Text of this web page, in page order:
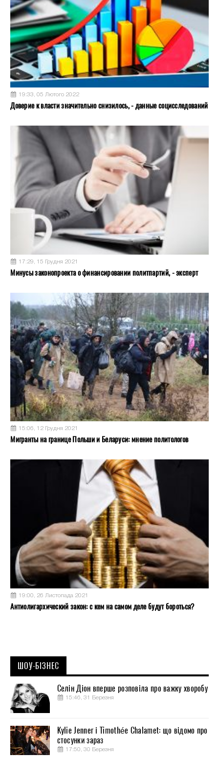
19:33, 05 Лютого 2022
Доверие к власти значительно снизилось, - данные социсследований
17:29, 15 Грудня 2021
Минусы законопроекта о финансировании политпартий, - эксперт
15:06, 12 Грудня 2021
Мигранты на границе Польши и Беларуси: мнение политологов
19:00, 26 Листопада 2021
Антиолигархический закон: с кем на самом деле будут бороться?
ШОУ-БІЗНЕС
Селін Діон вперше розповіла про важку хворобу
15:46, 31 Березня
Kylie Jenner і Timothée Chalamet: що відомо про
стосунки зараз
17:50, 30 Березня